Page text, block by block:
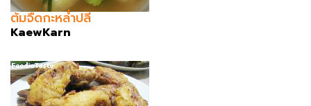
ต้มจืดกะหล่ำปลี
KaewKarn